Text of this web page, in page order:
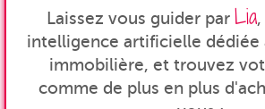
Laissez vous guider par Lia,
intelligence artificielle dédiée
immobilière, et trouvez
comme de plus en plus